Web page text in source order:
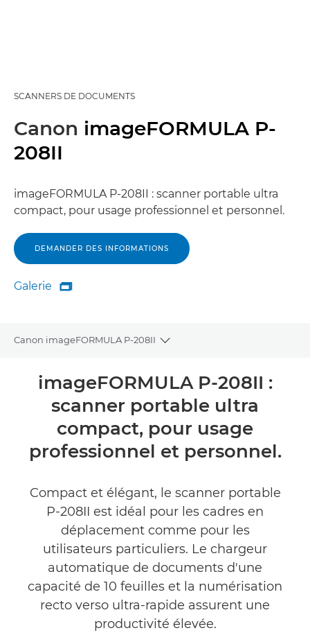
SCANNERS DE DOCUMENTS
Canon imageFORMULA P-
208II
imageFORMULA P-208II : scanner portable ultra
compact, pour usage professionnel et personnel.
DEMANDER DES INFORMATIONS
Galerie
Galerie

Canon imageFORMULA P-208II
Toggle breadcrumbs
Présentation
Caractéristiques
imageFORMULA P-208II :
scanner portable ultra
compact, pour usage
professionnel et personnel.
Compact et élégant, le scanner portable
P-208II est idéal pour les cadres en
déplacement comme pour les
utilisateurs particuliers. Le chargeur
automatique de documents d'une
capacité de 10 feuilles et la numérisation
recto verso ultra-rapide assurent une
productivité élevée.